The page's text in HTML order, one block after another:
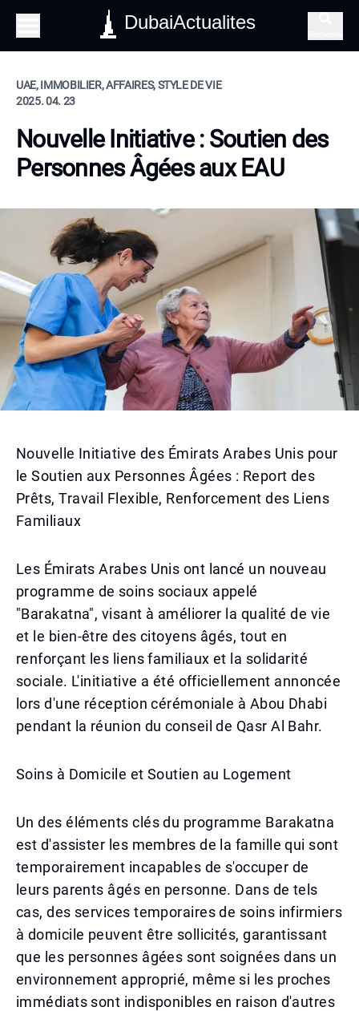
DubaiActualites
UAE, IMMOBILIER, AFFAIRES, STYLE DE VIE
2025. 04. 23
Nouvelle Initiative : Soutien des
Personnes Âgées aux EAU
Nouvelle Initiative des Émirats Arabes Unis pour
le Soutien aux Personnes Âgées : Report des
Prêts, Travail Flexible, Renforcement des Liens
Familiaux
Les Émirats Arabes Unis ont lancé un nouveau
programme de soins sociaux appelé
"Barakatna", visant à améliorer la qualité de vie
et le bien-être des citoyens âgés, tout en
renforçant les liens familiaux et la solidarité
sociale. L'initiative a été officiellement annoncée
lors d'une réception cérémoniale à Abou Dhabi
pendant la réunion du conseil de Qasr Al Bahr.
Soins à Domicile et Soutien au Logement
Un des éléments clés du programme Barakatna
est d'assister les membres de la famille qui sont
temporairement incapables de s'occuper de
leurs parents âgés en personne. Dans de tels
cas, des services temporaires de soins infirmiers
à domicile peuvent être sollicités, garantissant
que les personnes âgées sont soignées dans un
environnement approprié, même si les proches
immédiats sont indisponibles en raison d'autres